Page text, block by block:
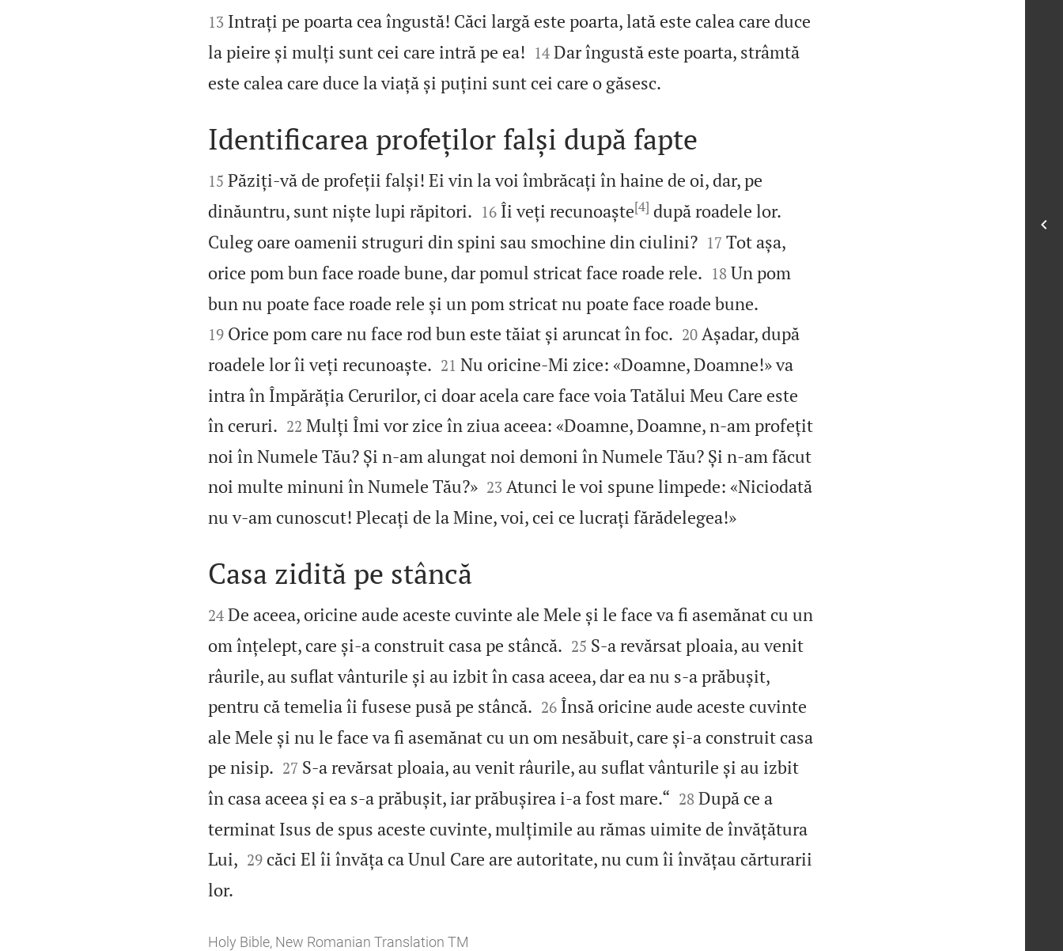


13 Intrați pe poarta cea îngustă! Căci largă este poarta, lată este calea care duce
la pieire și mulți sunt cei care intră pe ea!
14 Dar îngustă este poarta, strâmtă
este calea care duce la viață și puțini sunt cei care o găsesc.

Identificarea profeților falși după fapte

15 Păziți‑vă de profeții falși! Ei vin la voi îmbrăcați în haine de oi, dar, pe
dinăuntru, sunt niște lupi răpitori.
16 Îi veți recunoaște[4] după roadele lor.
Culeg oare oamenii struguri din spini sau smochine din ciulini?
17 Tot așa,
orice pom bun face roade bune, dar pomul stricat face roade rele.
18 Un pom
bun nu poate face roade rele și un pom stricat nu poate face roade bune.
19 Orice pom care nu face rod bun este tăiat și aruncat în foc.
20 Așadar, după
roadele lor îi veți recunoaște.
21 Nu oricine‑Mi zice: «Doamne, Doamne!» va
intra în Împărăția Cerurilor, ci doar acela care face voia Tatălui Meu Care este
în ceruri.
22 Mulți Îmi vor zice în ziua aceea: «Doamne, Doamne, n‑am profețit
noi în Numele Tău? Și n‑am alungat noi demoni în Numele Tău? Și n‑am făcut
noi multe minuni în Numele Tău?»
23 Atunci le voi spune limpede: «Niciodată
nu v‑am cunoscut! Plecați de la Mine, voi, cei ce lucrați fărădelegea!»

Casa zidită pe stâncă

24 De aceea, oricine aude aceste cuvinte ale Mele și le face va fi asemănat cu un
om înțelept, care și‑a construit casa pe stâncă.
25 S‑a revărsat ploaia, au venit
râurile, au suflat vânturile și au izbit în casa aceea, dar ea nu s‑a prăbușit,
pentru că temelia îi fusese pusă pe stâncă.
26 Însă oricine aude aceste cuvinte
ale Mele și nu le face va fi asemănat cu un om nesăbuit, care și‑a construit casa
pe nisip.
27 S‑a revărsat ploaia, au venit râurile, au suflat vânturile și au izbit
în casa aceea și ea s‑a prăbușit, iar prăbușirea i‑a fost mare.“
28 După ce a
terminat Isus de spus aceste cuvinte, mulțimile au rămas uimite de învățătura
Lui,
29 căci El îi învăța ca Unul Care are autoritate, nu cum îi învățau cărturarii
lor.
Holy Bible, New Romanian Translation TM